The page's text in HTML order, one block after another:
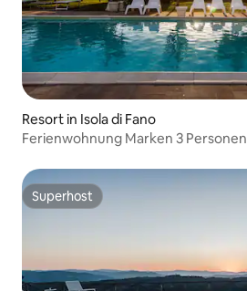
Resort in Isola di Fano
Ferienwohnung Marken 3 Personen
Superhost
Superhost